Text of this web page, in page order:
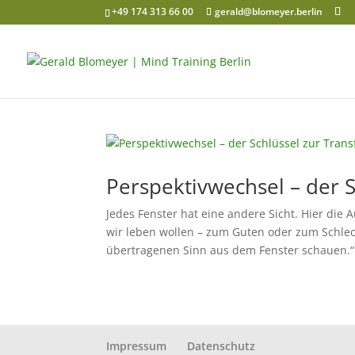
+49 174 313 66 00 gerald@blomeyer.berlin
Perspektivwechsel – der
Jedes Fenster hat eine andere Sicht. Hier die
wir leben wollen – zum Guten oder zum
übertragenen Sinn aus dem Fenster schauen.“
Impressum Datenschutz